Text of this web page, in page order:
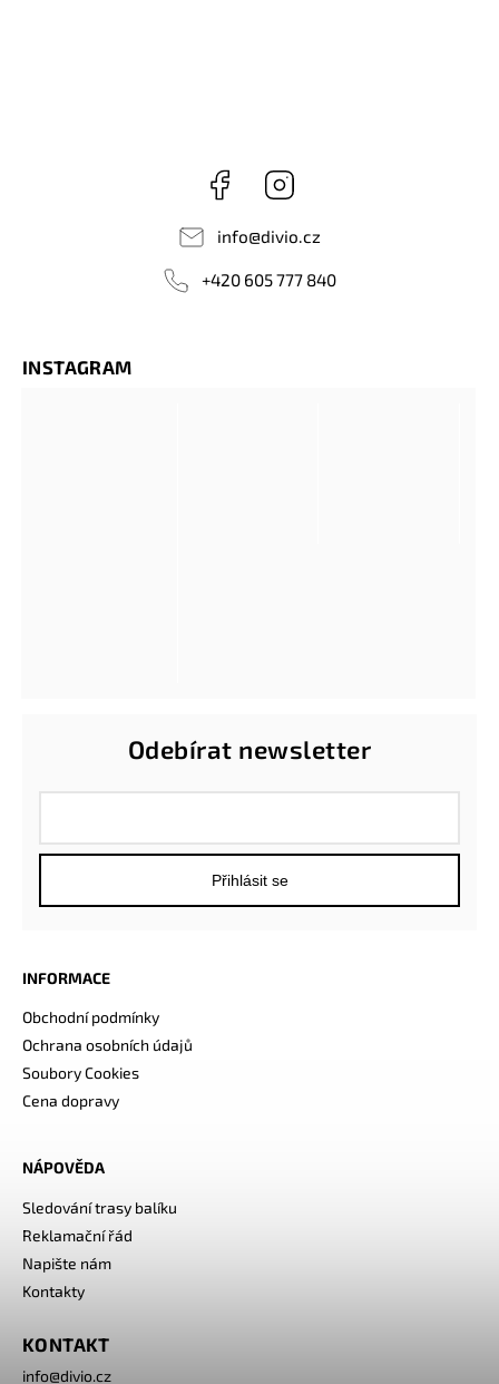
Facebook
info@divio.cz
+420 605 777 840
INFORMACE
Obchodní podmínky
Ochrana osobních údajů
Soubory Cookies
Cena dopravy
NÁPOVĚDA
Sledování trasy balíku
Reklamační řád
Napište nám
Kontakty
INSTAGRAM
Odebírat newsletter
Přihlásit se
KONTAKT
info@divio.cz